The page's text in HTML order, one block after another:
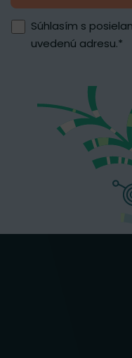
Súhlasím s
uvedenú adresu.*